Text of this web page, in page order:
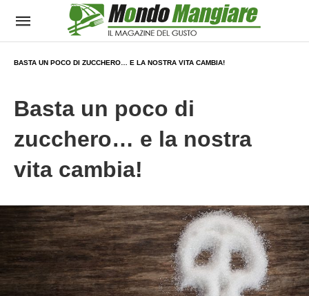
BASTA UN POCO DI ZUCCHERO… E LA NOSTRA VITA CAMBIA!
Basta un poco di
zucchero… e la nostra
vita cambia!